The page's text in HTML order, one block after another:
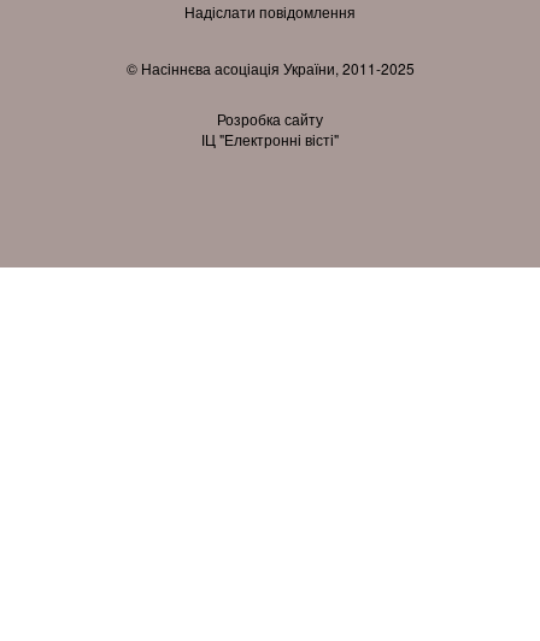
Надіслати повідомлення
© Насіннєва асоціація України, 2011-2025
Розробка сайту
ІЦ "Електронні вісті"